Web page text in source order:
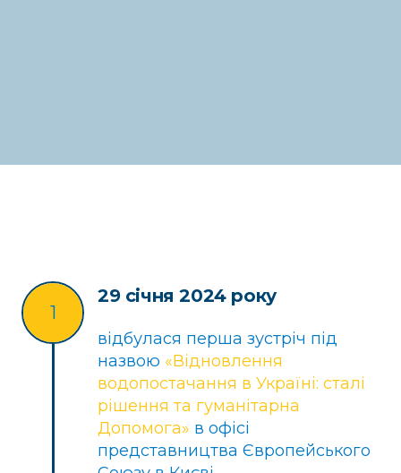
1
29 січня 2024 року
відбулася перша зустріч під
назвою «Відновлення
водопостачання в Україні: сталі
рішення та гуманітарна
Допомога» в офісі
представництва Європейського